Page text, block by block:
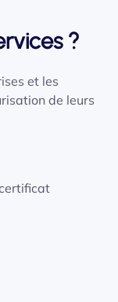
?
et les
de leurs